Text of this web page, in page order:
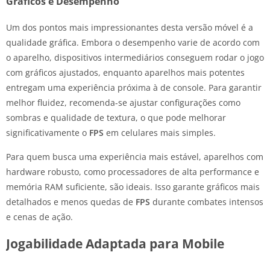
Um dos pontos mais impressionantes desta versão móvel é a
qualidade gráfica. Embora o desempenho varie de acordo com
o aparelho, dispositivos intermediários conseguem rodar o jogo
com gráficos ajustados, enquanto aparelhos mais potentes
entregam uma experiência próxima à de console. Para garantir
melhor fluidez, recomenda-se ajustar configurações como
sombras e qualidade de textura, o que pode melhorar
significativamente o FPS em celulares mais simples.
Para quem busca uma experiência mais estável, aparelhos com
hardware robusto, como processadores de alta performance e
memória RAM suficiente, são ideais. Isso garante gráficos mais
detalhados e menos quedas de FPS durante combates intensos
e cenas de ação.
Jogabilidade Adaptada para Mobile